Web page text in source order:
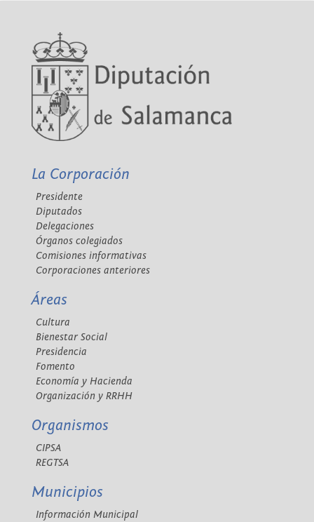
La Corporación
Presidente
Diputados
Delegaciones
Órganos colegiados
Comisiones informativas
Corporaciones anteriores
Áreas
Cultura
Bienestar Social
Presidencia
Fomento
Economía y Hacienda
Organización y RRHH
Organismos
CIPSA
REGTSA
Municipios
Información Municipal